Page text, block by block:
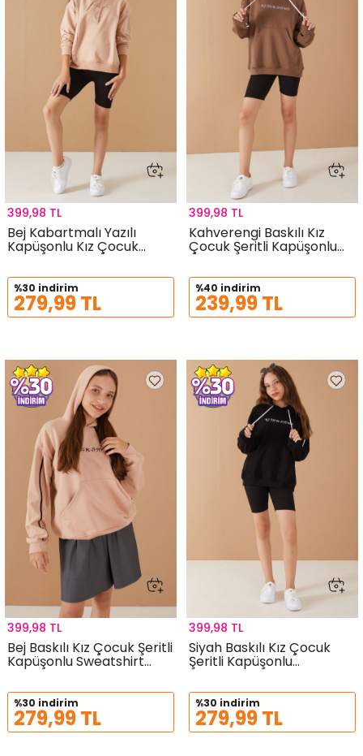
Bej Kabartmalı Yazılı
Kapüşonlu Kız Çocuk
Sweatshirt 19302
399,98 TL
%30 indirim
279,99 TL
Kahverengi Baskılı Kız
Çocuk Şeritli Kapüşonlu
Sweatshirt 19221
399,98 TL
%40 indirim
239,99 TL
Bej Baskılı Kız Çocuk Şeritli
Kapüşonlu Sweatshirt
19220
399,98 TL
%30 indirim
279,99 TL
Siyah Baskılı Kız Çocuk
Şeritli Kapüşonlu
Sweatshirt 19219
399,98 TL
%30 indirim
279,99 TL